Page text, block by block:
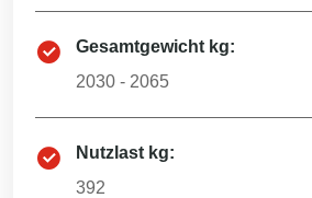
Gesamtgewicht kg:
2030 - 2065
Nutzlast kg:
392